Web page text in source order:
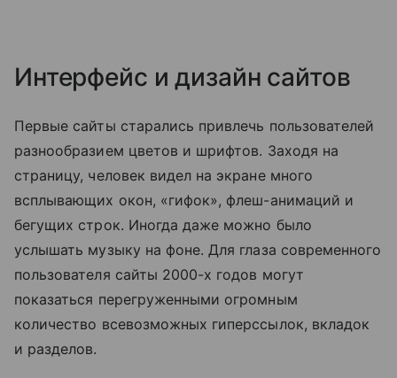
Интерфейс и дизайн сайтов
Первые сайты старались привлечь пользователей
разнообразием цветов и шрифтов. Заходя на
страницу, человек видел на экране много
всплывающих окон, «гифок», флеш-анимаций и
бегущих строк. Иногда даже можно было
услышать музыку на фоне. Для глаза современного
пользователя сайты 2000-х годов могут
показаться перегруженными огромным
количество всевозможных гиперссылок, вкладок
и разделов.